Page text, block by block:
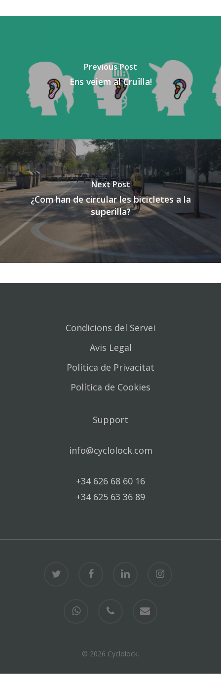
Previous Post
Ens veiem al Cruïlla!
Next Post
¿Com han de circular les bicicletes a la
superilla?
Condicions del Servei
Avis Legal
Política de Privacitat
Política de Cookies
Support
info@cyclolock.com
+34 626 68 60 16
+34 625 63 36 89
facebook
© 2026 Cyclolock.